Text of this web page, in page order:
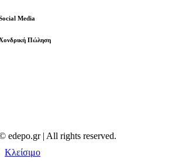
Media
Πώληση
edepo.gr | All rights reserved.
Κλείσιμο